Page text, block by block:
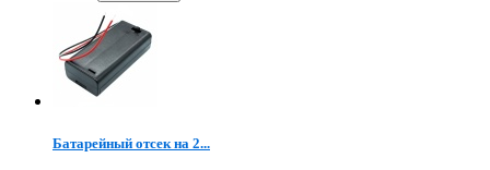
Батарейный отсек на 2...